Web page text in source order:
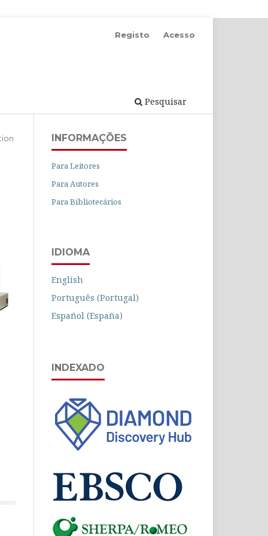
Pesquisar
Registo Acesso
INFORMAÇÕES
Para Leitores
Para Autores
Para Bibliotecários
IDIOMA
English
Português (Portugal)
Español (España)
INDEXADO